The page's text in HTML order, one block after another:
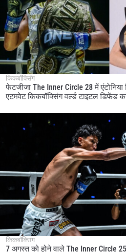
किकबॉक्सिंग
फेटजीजा The Inner Circle 28 में
एटमवेट किकबॉक्सिंग वर्ल्ड टाइटल डिफेंड
किकबॉक्सिंग
7 अगस्त को होने वाले The Inner Circle